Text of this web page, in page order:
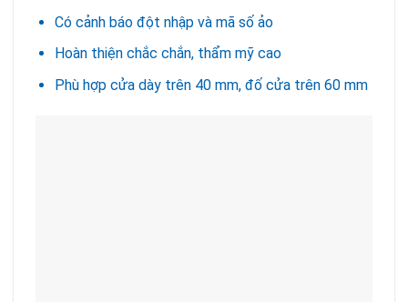
Có cảnh báo đột nhập và mã số ảo
Hoàn thiện chắc chắn, thẩm mỹ cao
Phù hợp cửa dày trên 40 mm, đố cửa trên 60 mm